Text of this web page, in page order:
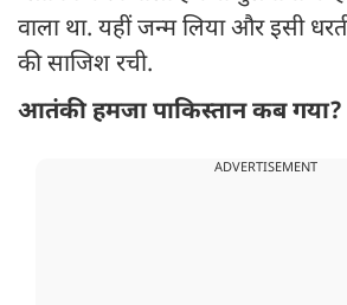
वाला था. यहीं जन्म लिया और इसी
की साजिश रची.
आतंकी हमजा पाकिस्तान कब गया?
ADVERTISEMENT